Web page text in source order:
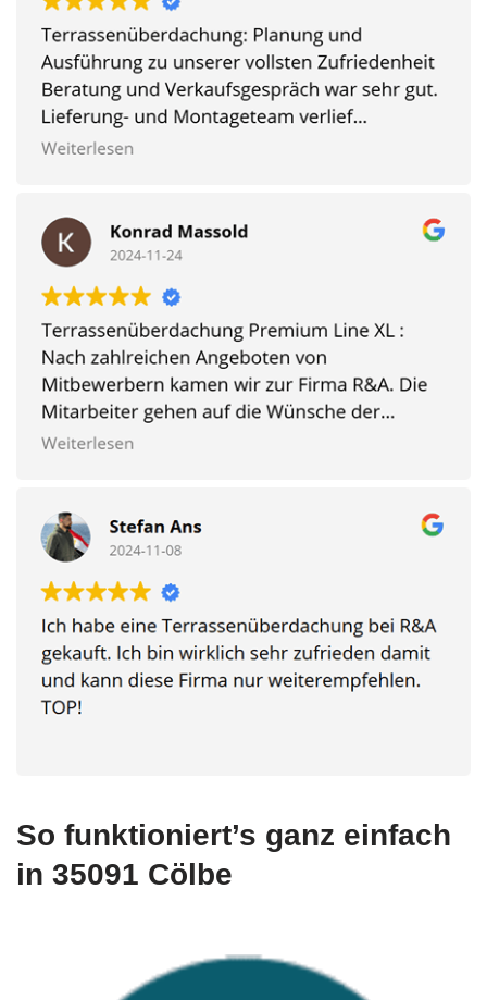
So funktioniert’s ganz einfach
in 35091 Cölbe